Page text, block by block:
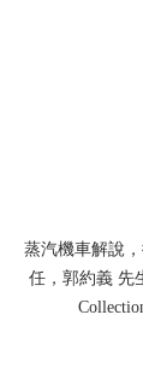
蒸汽機車解說
任，郭約義 先